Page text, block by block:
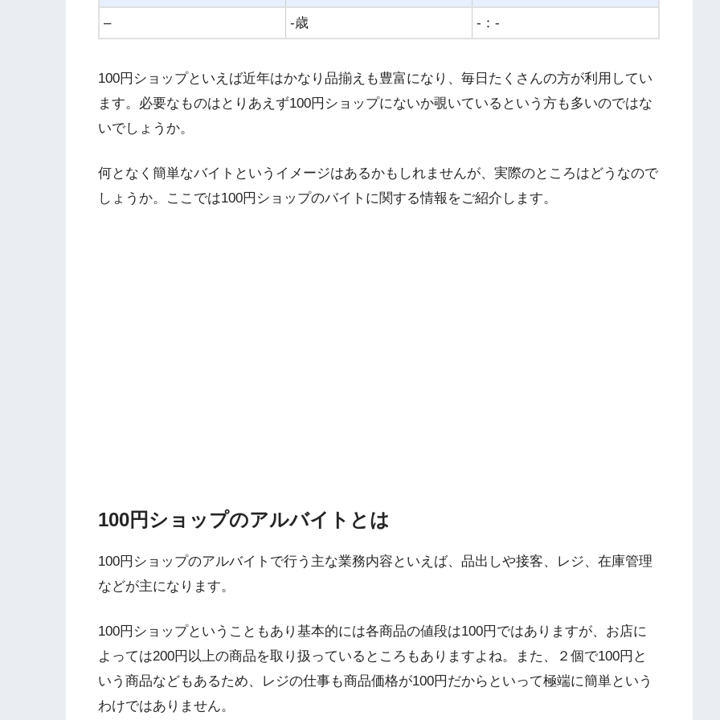
– -歳 -：-
100円ショップといえば近年はかなり品揃えも豊富になり、毎日たくさんの方が利用してい
ます。必要なものはとりあえず100円ショップにないか覗いているという方も多いのではな
いでしょうか。
何となく簡単なバイトというイメージはあるかもしれませんが、実際のところはどうなので
しょうか。ここでは100円ショップのバイトに関する情報をご紹介します。
100円ショップのアルバイトとは
100円ショップのアルバイトで行う主な業務内容といえば、品出しや接客、レジ、在庫管理
などが主になります。
100円ショップということもあり基本的には各商品の値段は100円ではありますが、お店に
よっては200円以上の商品を取り扱っているところもありますよね。また、２個で100円と
いう商品などもあるため、レジの仕事も商品価格が100円だからといって極端に簡単という
わけではありません。